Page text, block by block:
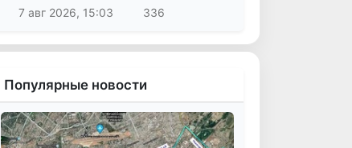
7 авг 2026, 15:03
336
Популярные новости